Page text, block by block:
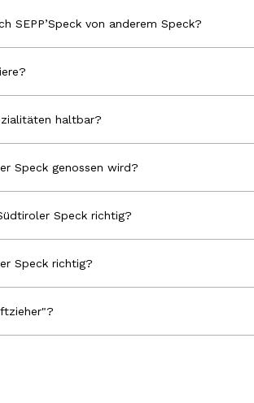
SEPP’Speck von anderem Speck?
haltbar?
Speck genossen wird?
Speck richtig?
Speck richtig?